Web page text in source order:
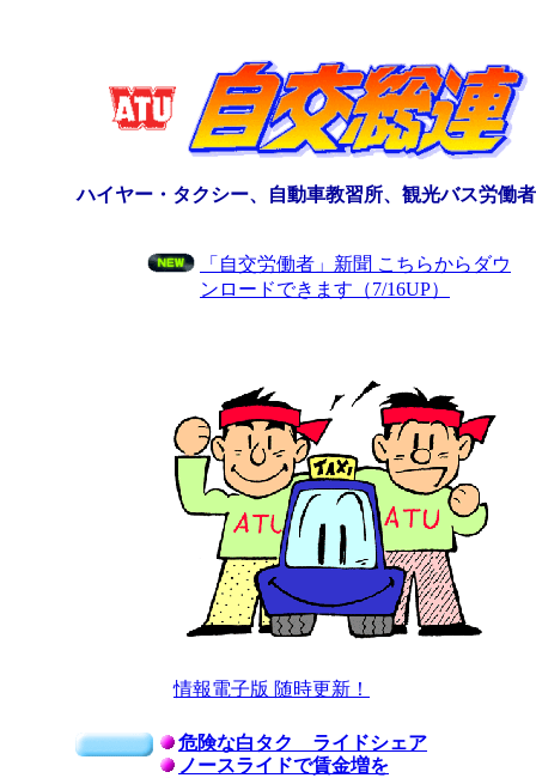
ハイヤー・タクシー、自動車教習所、観光バス労働
「自交労働者」新聞 こちらからダウ
ンロードできます（7/16UP）
情報電子版 随時更新！
危険な白タク ライドシェア
ノースライドで賃金増を